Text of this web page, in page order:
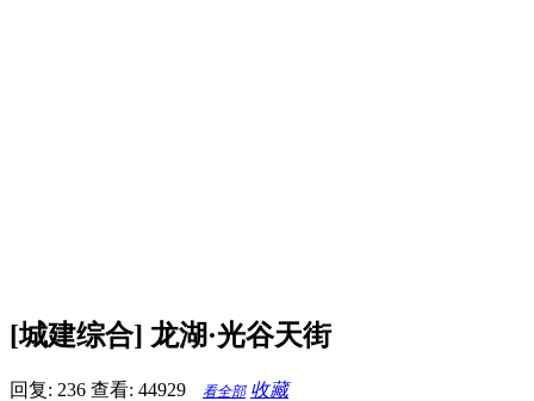
[城建综合] 龙湖·光谷天街
回复: 236 查看: 44929 看全部 收藏